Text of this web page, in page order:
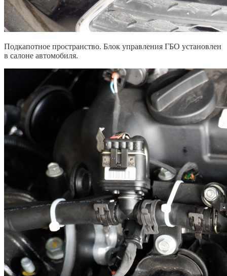
Подкапотное пространство. Блок управления ГБО установлен
в салоне автомобиля.